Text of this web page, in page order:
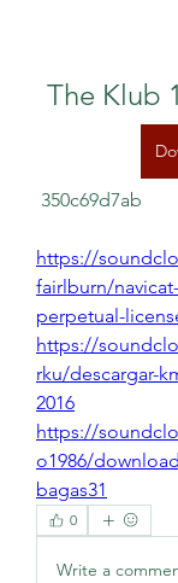
The Klub
350c69d7ab
https://
fairlburn/
perpetual-
https://
rku/descargar-
2016
https://
o1986/
bagas31
0
Write a